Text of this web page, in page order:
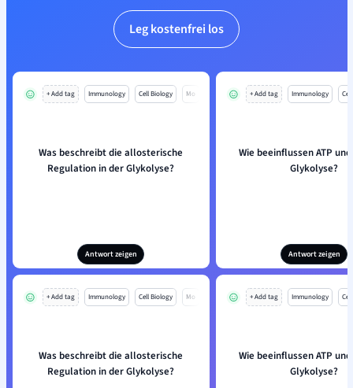
Leg kostenfrei los
+ Add tag Immunology Cell Biology Mo
Was beschreibt die allosterische
Regulation in der Glykolyse?
Antwort zeigen
+ Add tag Immunology
Wie beeinflussen ATP
Glykolyse?
Antwort zeigen
+ Add tag Immunology Cell Biology Mo
Was beschreibt die allosterische
Regulation in der Glykolyse?
+ Add tag Immunology
Wie beeinflussen ATP
Glykolyse?